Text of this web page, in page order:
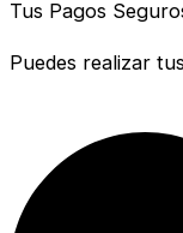
Tus Pagos
Puedes realizar